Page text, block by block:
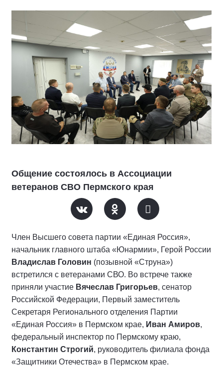
Общение состоялось в Ассоциации
ветеранов СВО Пермского края
Член Высшего совета партии «Единая Россия»,
начальник главного штаба «Юнармии», Герой России
Владислав Головин (позывной «Струна»)
встретился с ветеранами СВО. Во встрече также
приняли участие Вячеслав Григорьев, сенатор
Российской Федерации, Первый заместитель
Секретаря Регионального отделения Партии
«Единая Россия» в Пермском крае, Иван Амиров,
федеральный инспектор по Пермскому краю,
Константин Строгий, руководитель филиала фонда
«Защитники Отечества» в Пермском крае.